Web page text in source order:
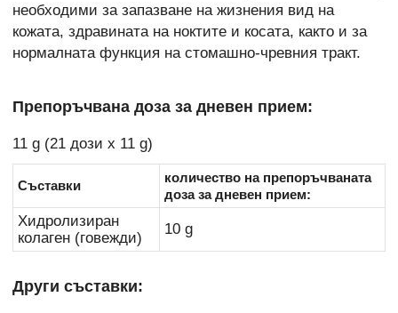
необходими за запазване на жизнения вид на
кожата, здравината на ноктите и косата, както и за
нормалната функция на стомашно-чревния тракт.
Препоръчвана доза за дневен прием:
11 g (21 дози х 11 g)
Съставки
количество на препоръчваната
доза за дневен прием:
Хидролизиран
колаген (говежди)
10 g
Други съставки: